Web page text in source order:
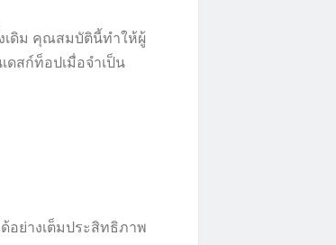
เดิม คุณสมบัตินี้ทำให้ผู้
สก์ท็อปเมื่อจำเป็น
อย่างเต็มประสิทธิภาพ